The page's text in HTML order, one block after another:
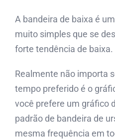
A bandeira de baixa é
muito simples que se
forte tendência de baixa.
Realmente não importa
tempo preferido é o
você prefere um gráfico
padrão de bandeira de
mesma frequência em